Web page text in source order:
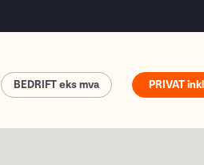
PRIVAT
BEDRIFT